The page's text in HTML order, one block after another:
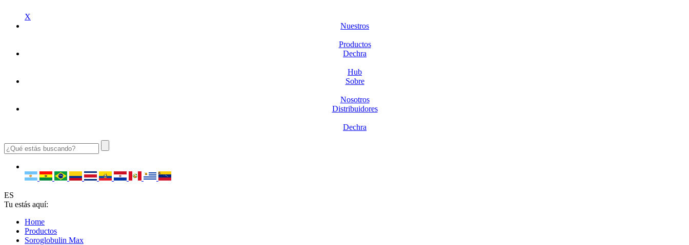
X
Nuestros
Productos
Dechra
Hub
Sobre
Nosotros
Distribuidores
Dechra
ES
Tu estás aquí:
Home
Productos
Soroglobulin Max